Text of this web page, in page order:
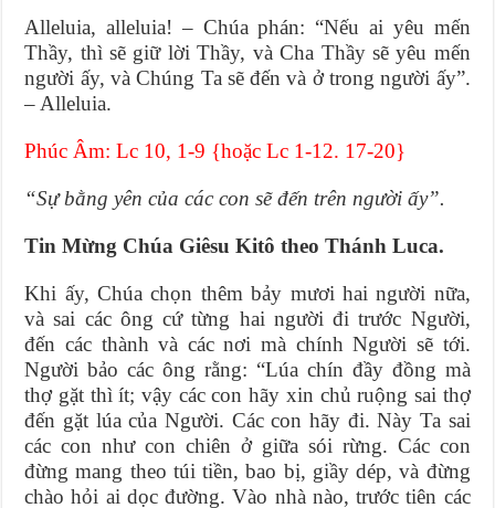
Alleluia, alleluia! – Chúa phán: “Nếu ai yêu mến
Thầy, thì sẽ giữ lời Thầy, và Cha Thầy sẽ yêu mến
người ấy, và Chúng Ta sẽ đến và ở trong người ấy”.
– Alleluia.
Phúc Âm: Lc 10, 1-9 {hoặc Lc 1-12. 17-20}
“Sự bằng yên của các con sẽ đến trên người ấy”.
Tin Mừng Chúa Giêsu Kitô theo Thánh Luca.
Khi ấy, Chúa chọn thêm bảy mươi hai người nữa,
và sai các ông cứ từng hai người đi trước Người,
đến các thành và các nơi mà chính Người sẽ tới.
Người bảo các ông rằng: “Lúa chín đầy đồng mà
thợ gặt thì ít; vậy các con hãy xin chủ ruộng sai thợ
đến gặt lúa của Người. Các con hãy đi. Này Ta sai
các con như con chiên ở giữa sói rừng. Các con
đừng mang theo túi tiền, bao bị, giầy dép, và đừng
chào hỏi ai dọc đường. Vào nhà nào, trước tiên các